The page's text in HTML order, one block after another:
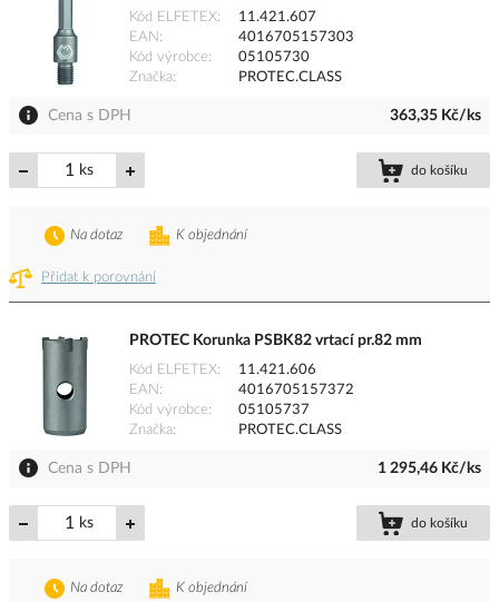
Kód ELFETEX
11.421.607
EAN
4016705157303
Kód výrobce
05105730
Značka
PROTEC.CLASS
Cena s DPH 363,35 Kč/ks
ks do košíku
Přidat k porovnání
K objednání
Na dotaz
PROTEC Korunka PSBK82 vrtací pr.82 mm
Kód ELFETEX
11.421.606
EAN
4016705157372
Kód výrobce
05105737
Značka
PROTEC.CLASS
Cena s DPH 1 295,46 Kč/ks
ks do košíku
K objednání
Na dotaz